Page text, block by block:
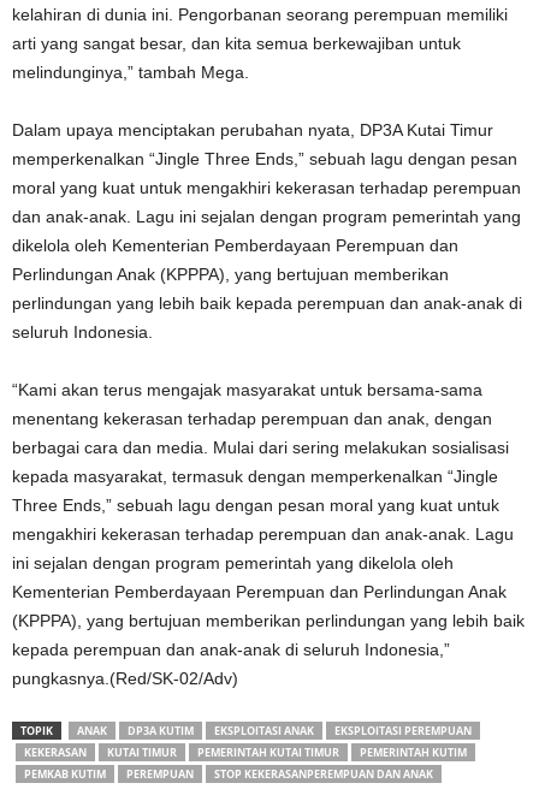
kelahiran di dunia ini. Pengorbanan seorang perempuan memiliki
arti yang sangat besar, dan kita semua berkewajiban untuk
melindunginya,” tambah Mega.
Dalam upaya menciptakan perubahan nyata, DP3A Kutai Timur
memperkenalkan “Jingle Three Ends,” sebuah lagu dengan pesan
moral yang kuat untuk mengakhiri kekerasan terhadap perempuan
dan anak-anak. Lagu ini sejalan dengan program pemerintah yang
dikelola oleh Kementerian Pemberdayaan Perempuan dan
Perlindungan Anak (KPPPA), yang bertujuan memberikan
perlindungan yang lebih baik kepada perempuan dan anak-anak di
seluruh Indonesia.
“Kami akan terus mengajak masyarakat untuk bersama-sama
menentang kekerasan terhadap perempuan dan anak, dengan
berbagai cara dan media. Mulai dari sering melakukan sosialisasi
kepada masyarakat, termasuk dengan memperkenalkan “Jingle
Three Ends,” sebuah lagu dengan pesan moral yang kuat untuk
mengakhiri kekerasan terhadap perempuan dan anak-anak. Lagu
ini sejalan dengan program pemerintah yang dikelola oleh
Kementerian Pemberdayaan Perempuan dan Perlindungan Anak
(KPPPA), yang bertujuan memberikan perlindungan yang lebih baik
kepada perempuan dan anak-anak di seluruh Indonesia,”
pungkasnya.(Red/SK-02/Adv)
TOPIK ANAK DP3A KUTIM EKSPLOITASI ANAK
EKSPLOITASI PEREMPUAN
KEKERASAN
KUTAI TIMUR PEMERINTAH KUTAI TIMUR
PEMERINTAH KUTIM
PEMKAB KUTIM
PEREMPUAN STOP KEKERASANPEREMPUAN DAN ANAK